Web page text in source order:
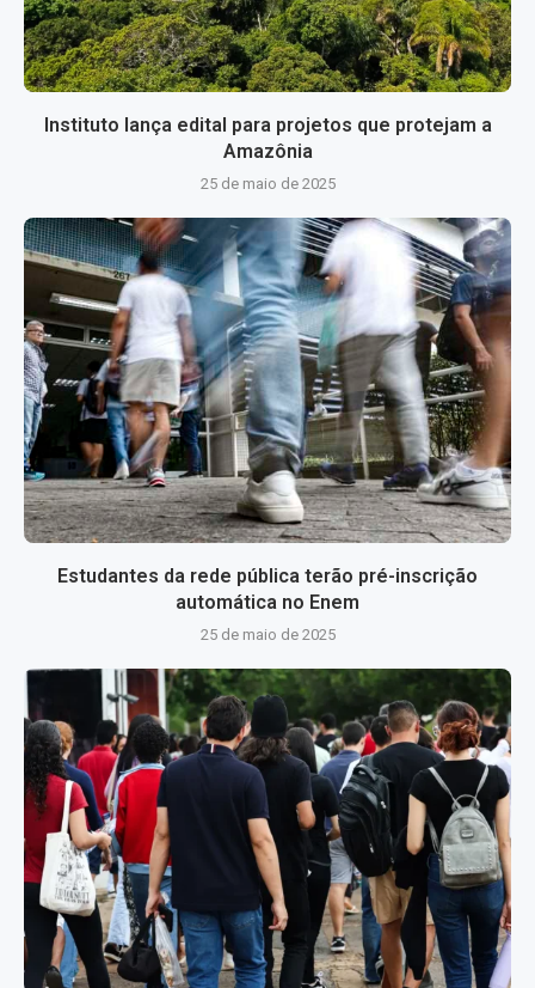
Instituto lança edital para projetos que protejam a
Amazônia
25 de maio de 2025
Estudantes da rede pública terão pré-inscrição
automática no Enem
25 de maio de 2025